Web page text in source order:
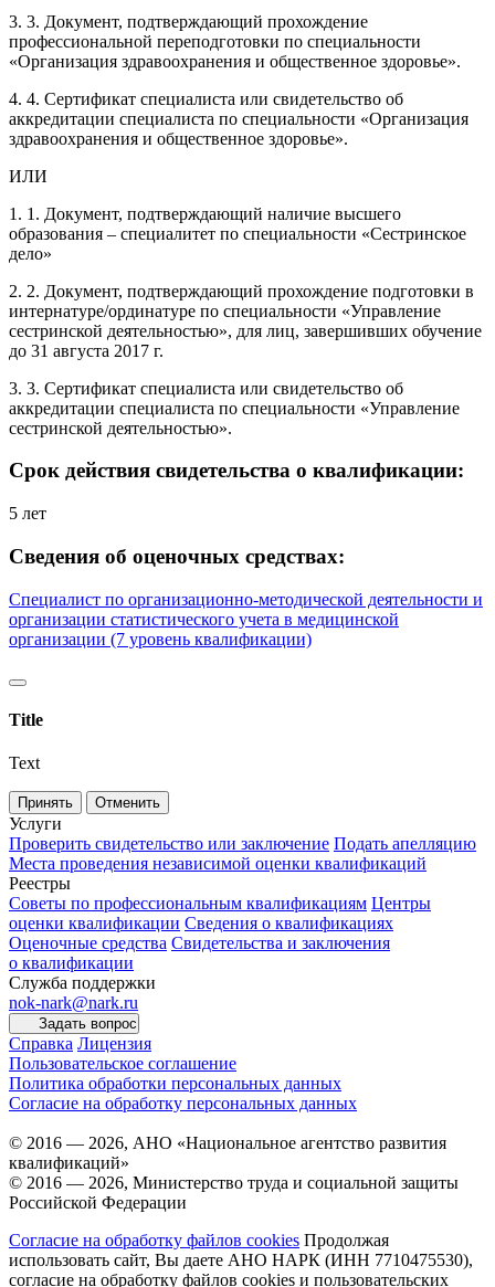
3. 3. Документ, подтверждающий прохождение
профессиональной переподготовки по специальности
«Организация здравоохранения и общественное здоровье».
4. 4. Сертификат специалиста или свидетельство об
аккредитации специалиста по специальности «Организация
здравоохранения и общественное здоровье».
ИЛИ
1. 1. Документ, подтверждающий наличие высшего
образования – специалитет по специальности «Сестринское
дело»
2. 2. Документ, подтверждающий прохождение подготовки в
интернатуре/ординатуре по специальности «Управление
сестринской деятельностью», для лиц, завершивших обучение
до 31 августа 2017 г.
3. 3. Сертификат специалиста или свидетельство об
аккредитации специалиста по специальности «Управление
сестринской деятельностью».
Срок действия свидетельства о квалификации:
5 лет
Сведения об оценочных средствах:
Специалист по организационно-методической деятельности и
организации статистического учета в медицинской
организации (7 уровень квалификации)
Title
Text
Принять Отменить
Услуги
Проверить свидетельство или заключение Подать апелляцию
Места проведения независимой оценки квалификаций
Реестры
Советы по профессиональным квалификациям Центры
оценки квалификации Сведения о квалификациях
Оценочные средства Свидетельства и заключения
о квалификации
Служба поддержки
nok-nark@nark.ru
Задать вопрос
Справка Лицензия
Пользовательское соглашение
Политика обработки персональных данных
Согласие на обработку персональных данных
© 2016 — 2026, АНО «Национальное агентство развития
квалификаций»
© 2016 — 2026, Министерство труда и социальной защиты
Российской Федерации
Согласие на обработку файлов cookies Продолжая
использовать сайт, Вы даете АНО НАРК (ИНН 7710475530),
согласие на обработку файлов cookies и пользовательских